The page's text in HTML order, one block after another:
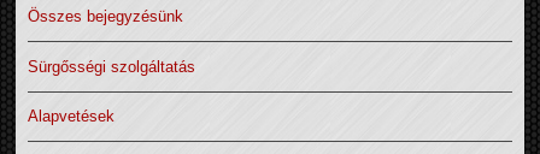
Összes bejegyzésünk
Sürgősségi szolgáltatás
Alapvetések